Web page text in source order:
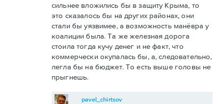
сильнее вложились бы в защиту Крыма, то
это сказалось бы на других районах, они
стали бы уязвимее, а возможность манёвра у
коалиции была. Та же железная дорога
стоила тогда кучу денег и не факт, что
коммерчески окупалась бы, а, следовательно,
легла бы на бюджет. То есть выше головы не
прыгнешь.
pavel_chirtsov